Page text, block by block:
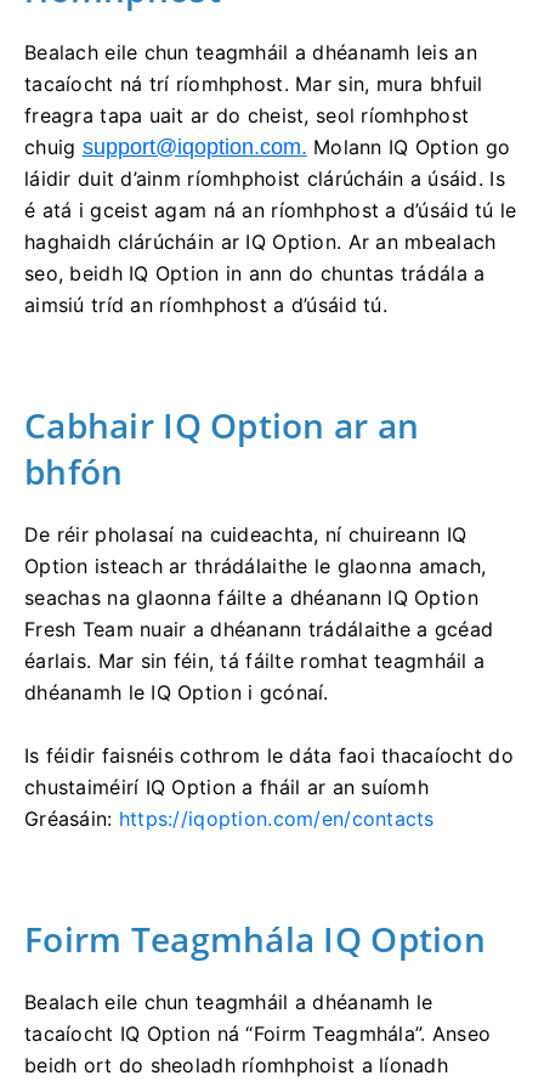
Bealach eile chun teagmháil a dhéanamh leis an
tacaíocht ná trí ríomhphost. Mar sin, mura bhfuil
freagra tapa uait ar do cheist, seol ríomhphost
chuig support@iqoption.com. Molann IQ Option go
láidir duit d’ainm ríomhphoist clárúcháin a úsáid. Is
é atá i gceist agam ná an ríomhphost a d’úsáid tú le
haghaidh clárúcháin ar IQ Option. Ar an mbealach
seo, beidh IQ Option in ann do chuntas trádála a
aimsiú tríd an ríomhphost a d’úsáid tú.
Cabhair IQ Option ar an
bhfón
De réir pholasaí na cuideachta, ní chuireann IQ
Option isteach ar thrádálaithe le glaonna amach,
seachas na glaonna fáilte a dhéanann IQ Option
Fresh Team nuair a dhéanann trádálaithe a gcéad
éarlais. Mar sin féin, tá fáilte romhat teagmháil a
dhéanamh le IQ Option i gcónaí.
Is féidir faisnéis cothrom le dáta faoi thacaíocht do
chustaiméirí IQ Option a fháil ar an suíomh
Gréasáin: https://iqoption.com/en/contacts
Foirm Teagmhála IQ Option
Bealach eile chun teagmháil a dhéanamh le
tacaíocht IQ Option ná “Foirm Teagmhála”. Anseo
beidh ort do sheoladh ríomhphoist a líonadh